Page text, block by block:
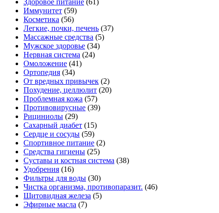
Здоровое питание (61)
Иммунитет (59)
Косметика (56)
Легкие, почки, печень (37)
Массажные средства (5)
Мужское здоровье (34)
Нервная система (24)
Омоложение (41)
Ортопедия (34)
От вредных привычек (2)
Похудение, целлюлит (20)
Проблемная кожа (57)
Противовирусные (39)
Рициниолы (29)
Сахарный диабет (15)
Сердце и сосуды (59)
Спортивное питание (2)
Средства гигиены (25)
Суставы и костная система (38)
Удобрения (16)
Фильтры для воды (30)
Чистка организма, противопаразит. (46)
Щитовидная железа (5)
Эфирные масла (7)